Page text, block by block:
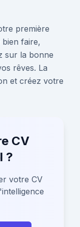
première
bien faire,
sur la bonne
rêves. La
et créez votre
CV
?
votre CV